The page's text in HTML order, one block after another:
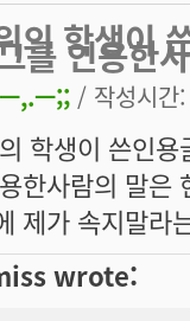
의 학생이
를 인용한사
ㅡ,.ㅡ;; / 작성시
학생이 쓴인
한사람의 말은
제가 속지말라
wrote: